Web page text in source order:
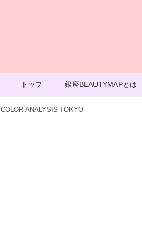
トップ 銀座BEAUTYMAPとは
COLOR ANALYSIS TOKYO